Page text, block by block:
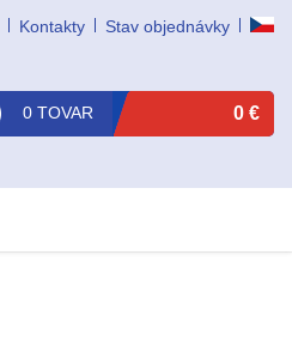
Kontakty Stav objednávky
0 TOVAR 0 €